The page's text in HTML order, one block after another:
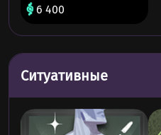
6 400
Ситуативные